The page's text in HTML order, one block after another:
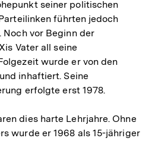
seiner politischen
führten jedoch
Noch vor Beginn der
Vater all seine
wurde er von den
inhaftiert. Seine
erfolgte erst 1978.
dies harte Lehrjahre. Ohne
wurde er 1968 als 15-jähriger